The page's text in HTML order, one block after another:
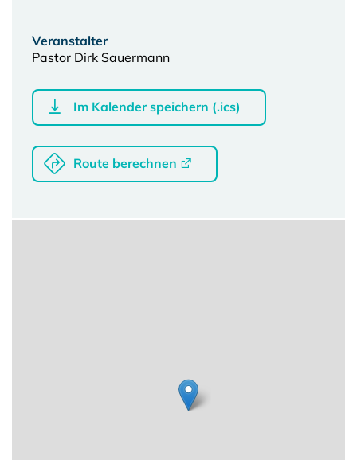
Veranstalter
Pastor Dirk Sauermann
Im Kalender speichern (.ics)
Route berechnen